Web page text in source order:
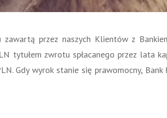
przez naszych Klientów z
tytułem zwrotu spłacanego przez lata
Gdy wyrok stanie się prawomocny, Bank